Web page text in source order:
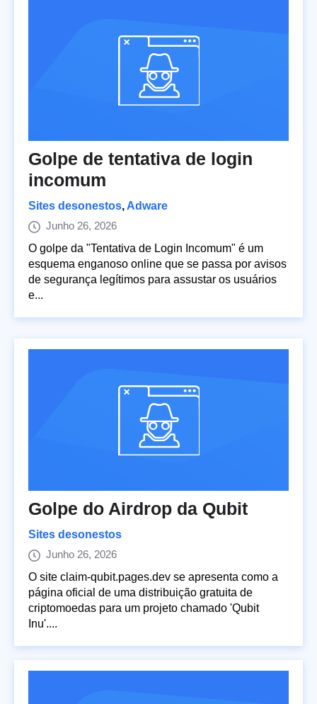
Golpe de tentativa de login
incomum
Sites desonestos, Adware
Junho 26, 2026
O golpe da "Tentativa de Login Incomum" é um
esquema enganoso online que se passa por avisos
de segurança legítimos para assustar os usuários
e...
Golpe do Airdrop da Qubit
Sites desonestos
Junho 26, 2026
O site claim-qubit.pages.dev se apresenta como a
página oficial de uma distribuição gratuita de
criptomoedas para um projeto chamado 'Qubit
Inu'....